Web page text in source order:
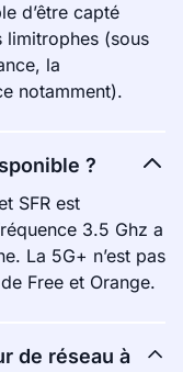
d’être capté
limitrophes (sous
la
notamment).
?
SFR est
3.5 Ghz a
La 5G+ n’est pas
Free et Orange.
de réseau à